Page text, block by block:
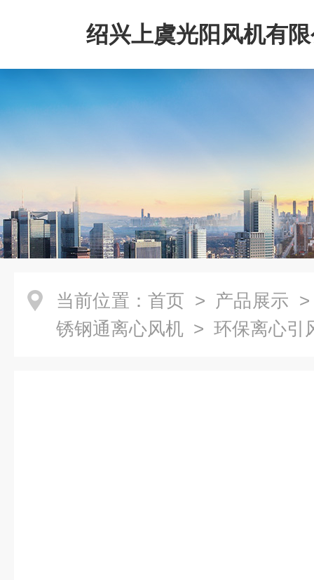
绍兴上虞光阳风机有
当前位置： 首页 > 产品展示
锈钢通离心风机 > 环保离心引